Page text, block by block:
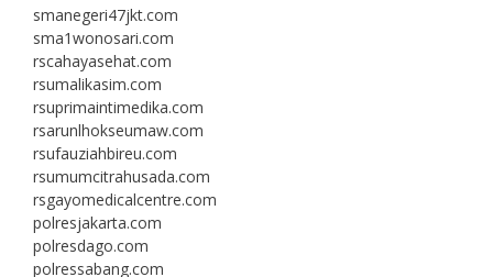
smanegeri47jkt.com
sma1wonosari.com
rscahayasehat.com
rsumalikasim.com
rsuprimaintimedika.com
rsarunlhokseumaw.com
rsufauziahbireu.com
rsumumcitrahusada.com
rsgayomedicalcentre.com
polresjakarta.com
polresdago.com
polressabang.com